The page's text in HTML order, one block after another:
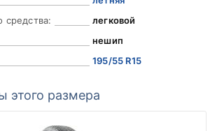
средства:
легковой
нешип
195/55 R15
этого размера